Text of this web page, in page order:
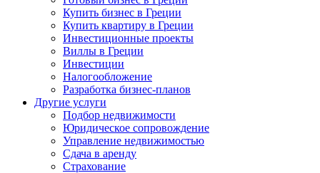
Купить бизнес в Греции
Купить квартиру в Греции
Инвестиционные проекты
Виллы в Греции
Инвестиции
Налогообложение
Разработка бизнес-планов
Другие услуги
Подбор недвижимости
Юридическое сопровождение
Управление недвижимостью
Сдача в аренду
Страхование